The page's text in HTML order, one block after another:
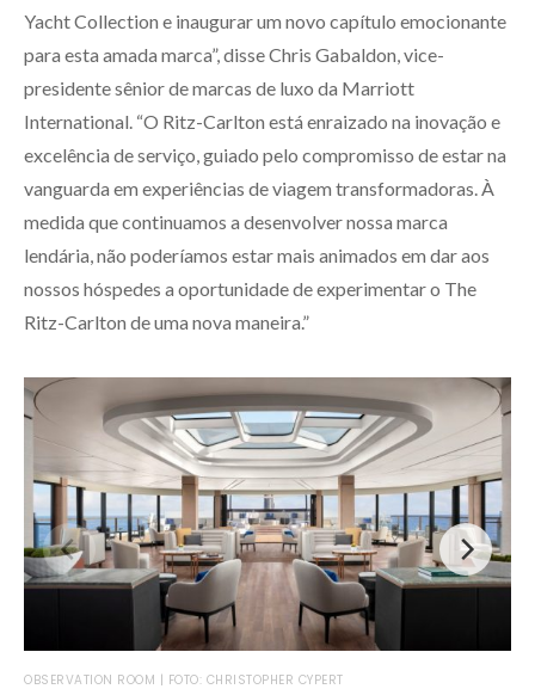
Yacht Collection e inaugurar um novo capítulo emocionante
para esta amada marca”, disse Chris Gabaldon, vice-
presidente sênior de marcas de luxo da Marriott
International. “O Ritz-Carlton está enraizado na inovação e
excelência de serviço, guiado pelo compromisso de estar na
vanguarda em experiências de viagem transformadoras. À
medida que continuamos a desenvolver nossa marca
lendária, não poderíamos estar mais animados em dar aos
nossos hóspedes a oportunidade de experimentar o The
Ritz-Carlton de uma nova maneira.”
OBSERVATION ROOM | FOTO: CHRISTOPHER CYPERT